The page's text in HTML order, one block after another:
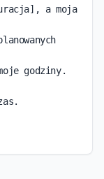
a moja
godziny.